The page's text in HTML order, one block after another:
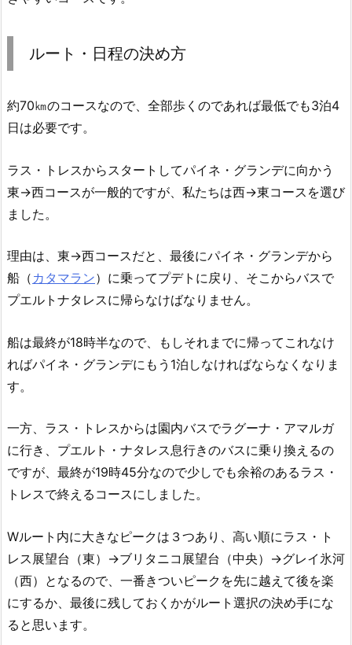
ルート・日程の決め方
約70㎞のコースなので、全部歩くのであれば最低でも3泊4
日は必要です。
ラス・トレスからスタートしてパイネ・グランデに向かう
東→西コースが一般的ですが、私たちは西→東コースを選び
ました。
理由は、東→西コースだと、最後にパイネ・グランデから
船（ カタマラン）に乗ってプデトに戻り、そこからバスで
プエルトナタレスに帰らなけばなりません。
船は最終が18時半なので、もしそれまでに帰ってこれなけ
ればパイネ・グランデにもう1泊しなければならなくなりま
す。
一方、ラス・トレスからは園内バスでラグーナ・アマルガ
に行き、プエルト・ナタレス息行きのバスに乗り換えるの
ですが、最終が19時45分なので少しでも余裕のあるラス・
トレスで終えるコースにしました。
Wルート内に大きなピークは３つあり、高い順にラス・ト
レス展望台（東）→ブリタニコ展望台（中央）→グレイ氷河
（西）となるので、一番きついピークを先に越えて後を楽
にするか、最後に残しておくかがルート選択の決め手にな
ると思います。